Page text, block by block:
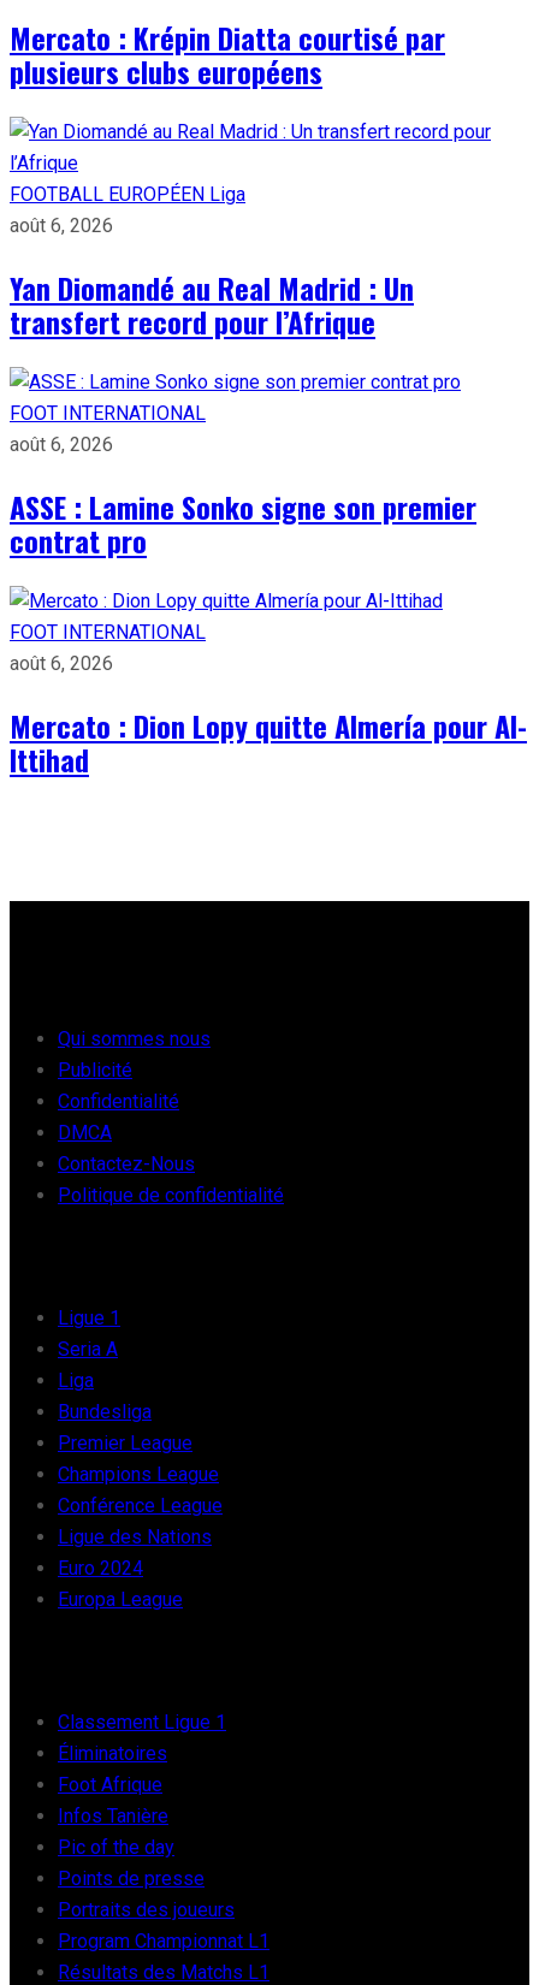
Mercato : Krépin Diatta courtisé par
plusieurs clubs européens
FOOTBALL EUROPÉEN Liga
août 6, 2026
Yan Diomandé au Real Madrid : Un
transfert record pour l’Afrique
FOOT INTERNATIONAL
août 6, 2026
ASSE : Lamine Sonko signe son premier
contrat pro
FOOT INTERNATIONAL
août 6, 2026
Mercato : Dion Lopy quitte Almería pour Al-
Ittihad
Qui sommes nous
Publicité
Confidentialité
DMCA
Contactez-Nous
Politique de confidentialité
Ligue 1
Seria A
Liga
Bundesliga
Premier League
Champions League
Conférence League
Ligue des Nations
Euro 2024
Europa League
Classement Ligue 1
Éliminatoires
Foot Afrique
Infos Tanière
Pic of the day
Points de presse
Portraits des joueurs
Program Championnat L1
Résultats des Matchs L1